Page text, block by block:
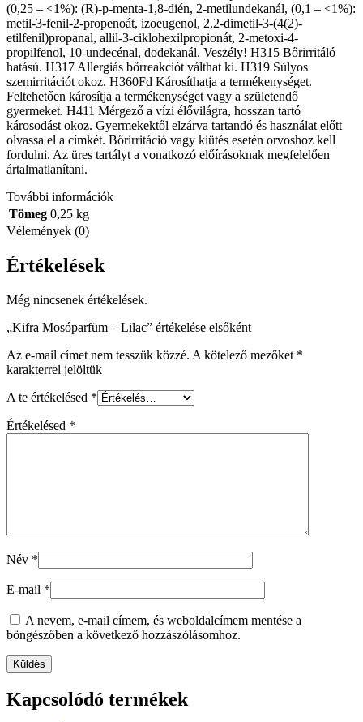
(0,25 – <1%): (R)-p-menta-1,8-dién, 2-metilundekanál, (0,1 – <1%):
metil-3-fenil-2-propenoát, izoeugenol, 2,2-dimetil-3-(4(2)-
etilfenil)propanal, allil-3-ciklohexilpropionát, 2-metoxi-4-
propilfenol, 10-undecénal, dodekanál. Veszély! H315 Bőrirritáló
hatású. H317 Allergiás bőrreakciót válthat ki. H319 Súlyos
szemirritációt okoz. H360Fd Károsíthatja a termékenységet.
Feltehetően károsítja a termékenységet vagy a születendő
gyermeket. H411 Mérgező a vízi élővilágra, hosszan tartó
károsodást okoz. Gyermekektől elzárva tartandó és használat előtt
olvassa el a címkét. Bőrirritáció vagy kiütés esetén orvoshoz kell
fordulni. Az üres tartályt a vonatkozó előírásoknak megfelelően
ártalmatlanítani.
További információk
Tömeg 0,25 kg
Vélemények (0)
Értékelések
Még nincsenek értékelések.
„Kifra Mosóparfüm – Lilac” értékelése elsőként
Az e-mail címet nem tesszük közzé. A kötelező mezőket *
karakterrel jelöltük
A te értékelésed *
Értékelésed *
Név *
E-mail *
A nevem, e-mail címem, és weboldalcímem mentése a
böngészőben a következő hozzászólásomhoz.
Kapcsolódó termékek